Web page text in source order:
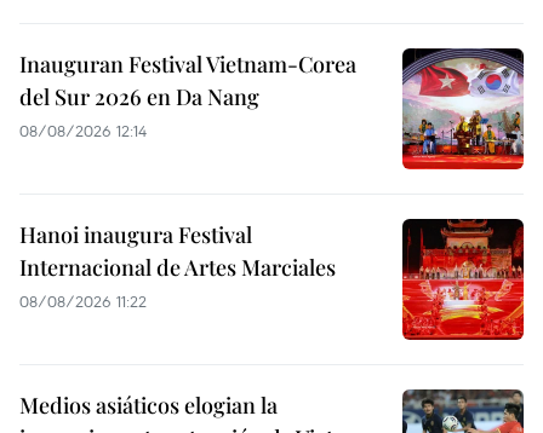
Inauguran Festival Vietnam-Corea
del Sur 2026 en Da Nang
08/08/2026 12:14
Hanoi inaugura Festival
Internacional de Artes Marciales
08/08/2026 11:22
Medios asiáticos elogian la